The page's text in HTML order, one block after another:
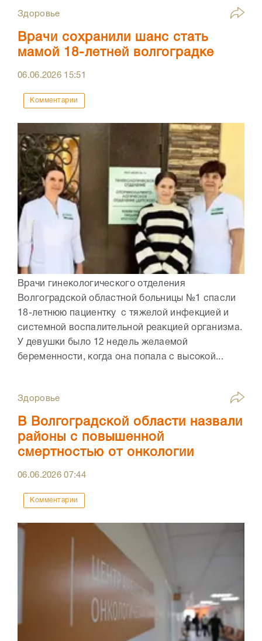
Здоровье
Врачи сохранили шанс стать
мамой 18-летней волгоградке
06.06.2026 15:51
Комментарии
Врачи гинекологического отделения
Волгоградской областной больницы №1 спасли
18-летнюю пациентку с тяжелой инфекцией и
системной воспалительной реакцией организма.
У девушки было 12 недель желаемой
беременности, когда она попала с высокой...
Здоровье
В Волгоградской области назвали
районы с повышенной
смертностью от онкологии
06.06.202607:44
Комментарии